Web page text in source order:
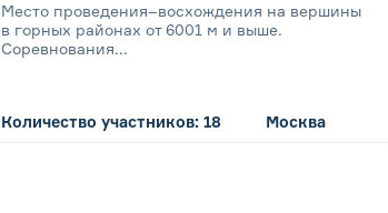
Место проведения–восхождения на вершины
в горных районах от 6001 м и выше.
Соревнования...
Количество участников: 18 Москва